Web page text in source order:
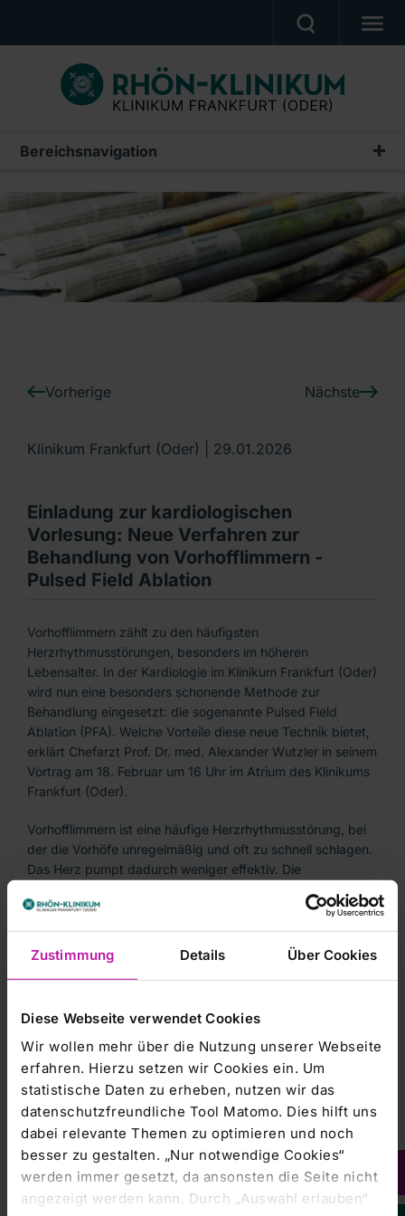
Zustimmung Details Über Cookies
Diese Webseite verwendet Cookies
Wir wollen mehr über die Nutzung unserer Webseite
erfahren. Hierzu setzen wir Cookies ein. Um
statistische Daten zu erheben, nutzen wir das
datenschutzfreundliche Tool Matomo. Dies hilft uns
dabei relevante Themen zu optimieren und noch
besser zu gestalten. „Nur notwendige Cookies“
werden immer gesetzt, da ansonsten die Seite nicht
angezeigt werden kann. Durch „Auswahl erlauben“
PATIENTEN & ANGEHÖRIGE
BEHANDLUNGSANGEBOT
KLINIK
UNSERE PFLEGESCHULE
Ein Unternehmen der RHÖN-KLINIKUM AG
Bereichsnavigation
Pressemeldungen
Archiv
Vorherige Nächste
Klinikum Frankfurt (Oder) | 29.01.2026
Einladung zur kardiologischen
Vorlesung: Neue Verfahren zur
Behandlung von Vorhofflimmern -
Pulsed Field Ablation
Vorhofflimmern zählt zu den häufigsten
Herzrhythmusstörungen, besonders im höheren
Lebensalter. In der Kardiologie im Klinikum Frankfurt (Oder)
wird nun eine besonders schonende Methode zur
Behandlung eingesetzt: die sogenannte Pulsed Field
Ablation (PFA). Welche Vorteile diese neue Technik bietet,
erklärt Chefarzt Prof. Dr. med. Alexander Wutzler in seinem
Vortrag am 18. Februar um 16 Uhr im Atrium des Klinikums
Frankfurt (Oder).
Vorhofflimmern ist eine häufige Herzrhythmusstörung, bei
der die Vorhöfe unregelmäßig und oft zu schnell schlagen.
Das Herz pumpt dadurch weniger effektiv. Die
Symptomen wie Herzstolpern, Herzklopfen oder Luftnot.
Aufgrund der individuell sehr unterschiedlichen
Ausprägung wird Vorhofflimmern nicht immer sofort
erkannt. Unbehandelt steigt das Risiko für einen
Die PFA nutzt kurze elektrische Impulse, die gezielt
krankhaft verändertes Herzgewebe behandeln. Da die
Methode ohne starke Hitze oder Kälte auskommt und
gezielt an Herzmuskelzellen wirkt, gilt sie als besonders
schonend.
„Diese Methode eröffnet neue Möglichkeiten in der
Behandlung des Vorhofflimmerns, weil sie sehr präzise
wirkt und gleichzeitig wichtige Nachbarstrukturen schont.
Damit können wir die Sicherheit erhöhen und die